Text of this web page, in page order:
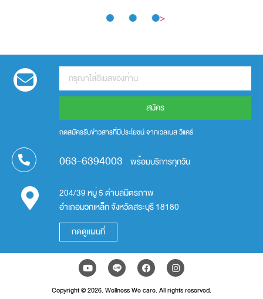
>
สมัคร
กดสมัครรับข่าวสารที่มีประโยชน์ จากเวลเนส วีแคร์
063-6394003 พร้อมบริการทุกวัน
204/39 หมู่ 5 ตำบลมิตรภาพ
อำเภอมวกเหล็ก จังหวัดสระบุรี 18180
กดดูแผนที่
Copyright © 2026. Wellness We care. All rights reserved.